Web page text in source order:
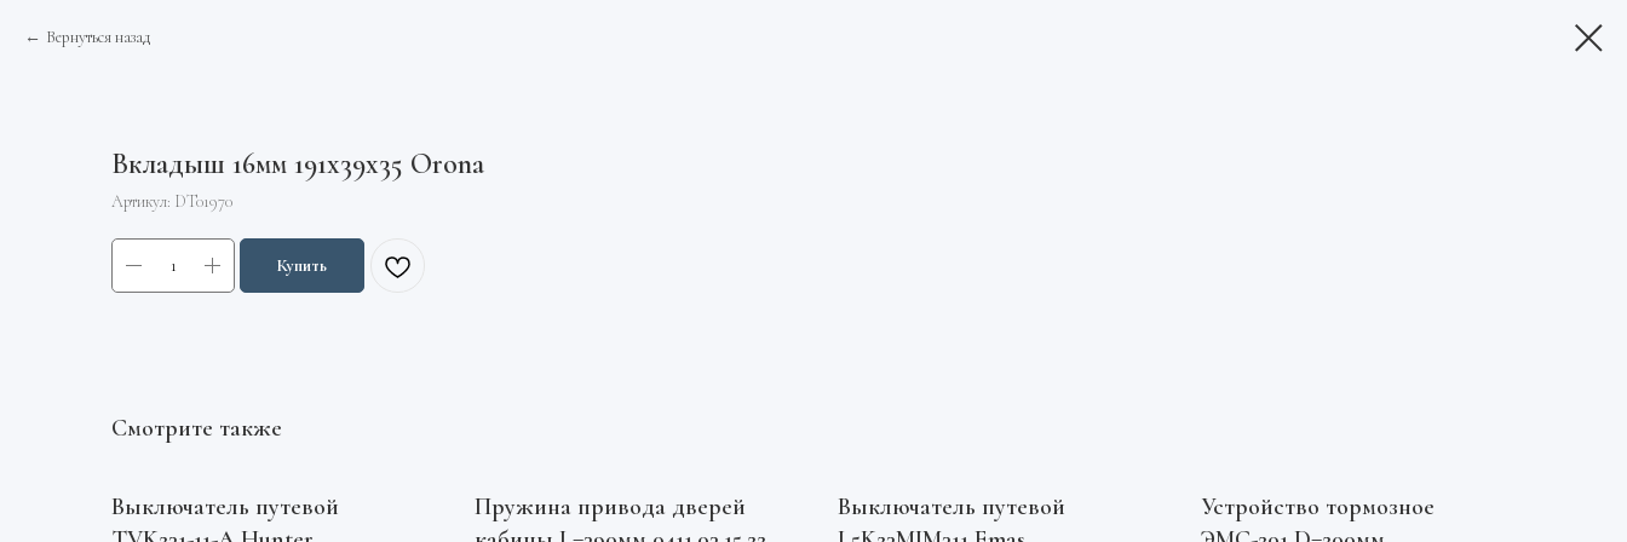
Вернуться назад
Вкладыш 16мм 191х39х35 Orona
Артикул: DT01970
Купить
Смотрите также
Выключатель путевой
Пружина привода дверей
Выключатель путевой
Устройство тормозное